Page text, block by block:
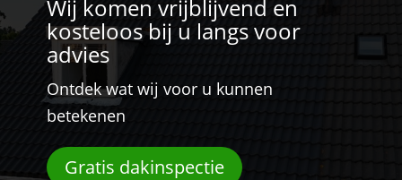
Wij komen vrijblijvend en
kosteloos bij u langs voor
advies
Ontdek wat wij voor u kunnen
betekenen
Gratis dakinspectie